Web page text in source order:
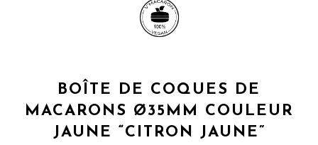
BOÎTE DE COQUES DE
MACARONS Ø35MM COULEUR
JAUNE “CITRON JAUNE”